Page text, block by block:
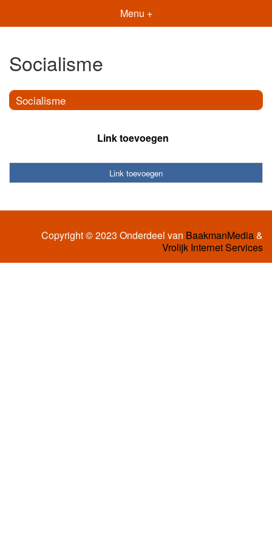
Menu +
Socialisme
Socialisme
Link toevoegen
Link toevoegen
Copyright © 2023 Onderdeel van BaakmanMedia&
Vrolijk Internet Services